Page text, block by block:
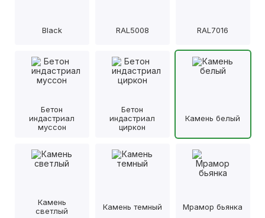
Black RAL5008 RAL7016
Бетон
индастриал
муссон
Бетон
индастриал
циркон
Камень белый
Камень
светлый
Камень темный Мрамор бьянка